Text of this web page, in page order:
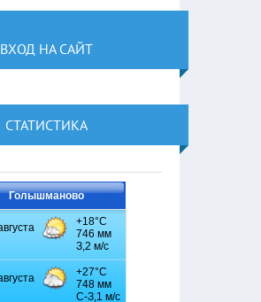
ВХОД НА САЙТ
СТАТИСТИКА
Голышманово